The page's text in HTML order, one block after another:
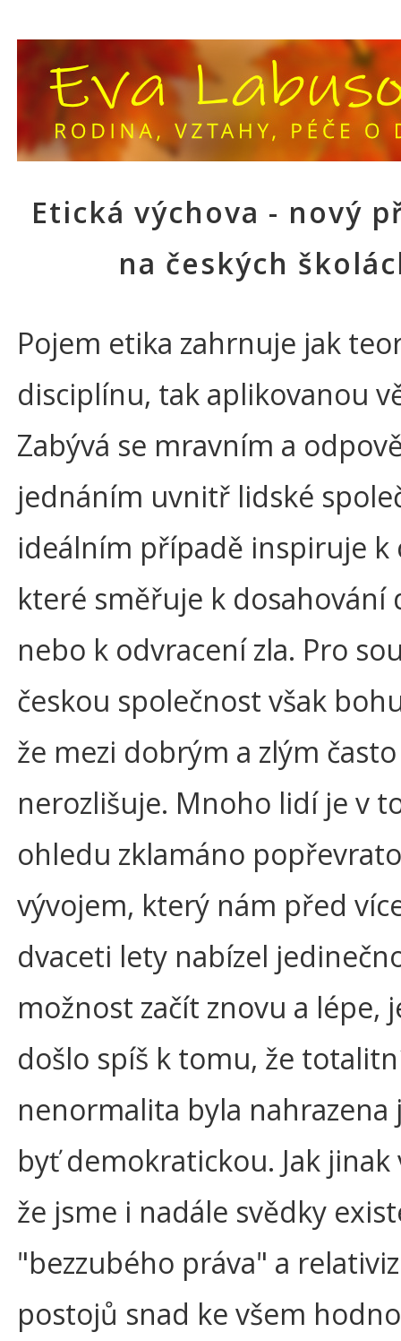
Etická výchova - nový
na českých
Pojem etika zahrnuje jak
disciplínu, tak aplikovanou
Zabývá se mravním a
jednáním uvnitř lidské
ideálním případě inspiruje k
které směřuje k dosahování
nebo k odvracení zla. Pro
českou společnost však
že mezi dobrým a zlým často
nerozlišuje. Mnoho lidí je v
ohledu zklamáno
vývojem, který nám před
dvaceti lety nabízel
možnost začít znovu a lépe,
došlo spíš k tomu, že
nenormalita byla nahrazena
byť demokratickou. Jak
že jsme i nadále svědky
"bezzubého práva" a
postojů snad ke všem